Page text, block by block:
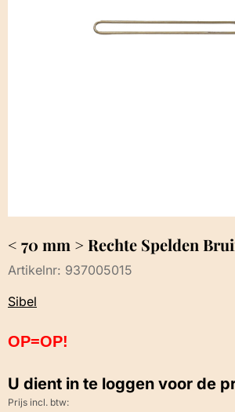
< 70 mm > Rechte Spelden
Artikelnr: 937005015
Sibel
OP=OP!
U dient in te loggen voor de
Prijs incl. btw: